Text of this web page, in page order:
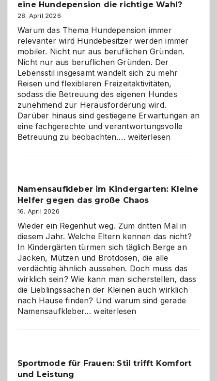
eine Hundepension die richtige Wahl?
28. April 2026
Warum das Thema Hundepension immer
relevanter wird Hundebesitzer werden immer
mobiler. Nicht nur aus beruflichen Gründen.
Nicht nur aus beruflichen Gründen. Der
Lebensstil insgesamt wandelt sich zu mehr
Reisen und flexibleren Freizeitaktivitäten,
sodass die Betreuung des eigenen Hundes
zunehmend zur Herausforderung wird.
Darüber hinaus sind gestiegene Erwartungen an
eine fachgerechte und verantwortungsvolle
Betreuung zu beobachten.…Betreuung
ist
eine
die
richtige
Wahl?
weiterlesen
Namensaufkleber im Kindergarten: Kleine
Helfer gegen das große Chaos
16. April 2026
Wieder ein Regenhut weg. Zum dritten Mal in
diesem Jahr. Welche Eltern kennen das nicht?
In Kindergärten türmen sich täglich Berge an
Jacken, Mützen und Brotdosen, die alle
verdächtig ähnlich aussehen. Doch muss das
wirklich sein? Wie kann man sicherstellen, dass
die Lieblingssachen der Kleinen auch wirklich
nach Hause finden? Und warum sind gerade
Namensaufkleber…Namensaufkleber
gegen
weiterlesen
Sportmode für Frauen: Stil trifft Komfort
und Leistung